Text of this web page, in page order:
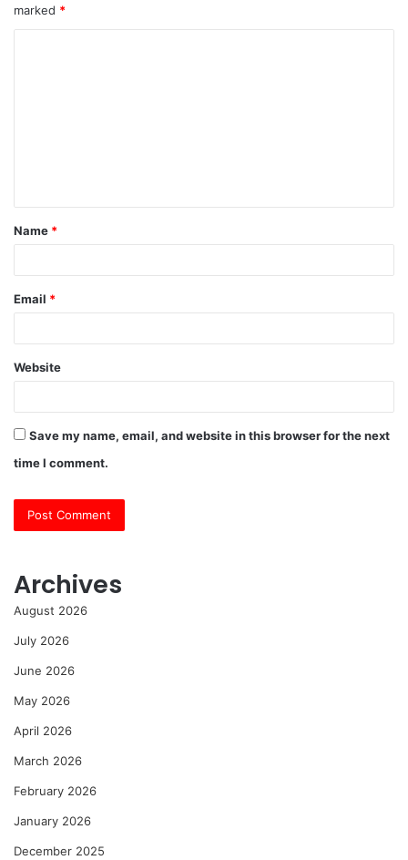
marked *
t
*
Name *
Email *
Website
Save my name, email, and website in this browser for the next
time I comment.
Archives
August 2026
July 2026
June 2026
May 2026
April 2026
March 2026
February 2026
January 2026
December 2025